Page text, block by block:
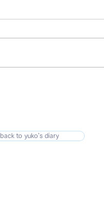
back to yuko's diary